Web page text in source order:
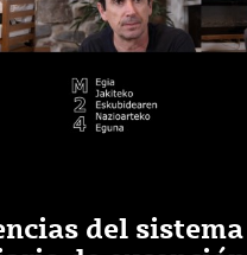
del sistema